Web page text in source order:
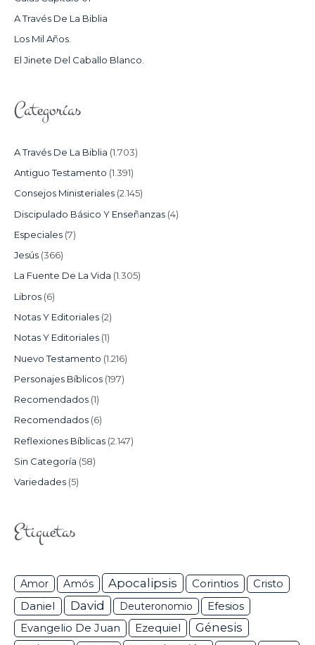
R
:
A Través De La Biblia
Los Mil Años.
El Jinete Del Caballo Blanco.
Categorías
A Través De La Biblia (1.703)
Antiguo Testamento (1.391)
Consejos Ministeriales (2.145)
Discipulado Básico Y Enseñanzas (4)
Especiales (7)
Jesús (366)
La Fuente De La Vida (1.305)
Libros (6)
Notas Y Editoriales (2)
Notas Y Editoriales (1)
Nuevo Testamento (1.216)
Personajes Bíblicos (197)
Recomendados (1)
Recomendados (6)
Reflexiones Bíblicas (2.147)
Sin Categoría (58)
Variedades (5)
Etiquetas
Amor Amós Apocalipsis Corintios Cristo
Daniel David Deuteronomio Efesios
Evangelio De Juan Ezequiel
Génesis